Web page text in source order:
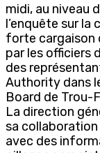
midi, au niveau
l’enquête sur la
forte cargaison
par les officiers
des
Authority dans
Board de Trou-
La direction
sa
avec des